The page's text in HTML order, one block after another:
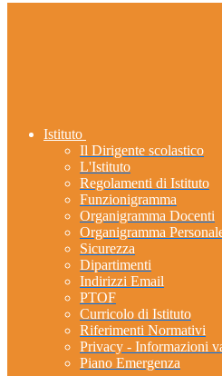
Istituto
Il Dirigente scolastico
L'Istituto
Regolamenti di Istituto
Funzionigramma
Organigramma Docenti
Organigramma
Sicurezza
Dipartimenti
Indirizzi Email
PTOF
Curricolo di Istituto
Riferimenti Normativi
Privacy - Informazioni
Piano Emergenza